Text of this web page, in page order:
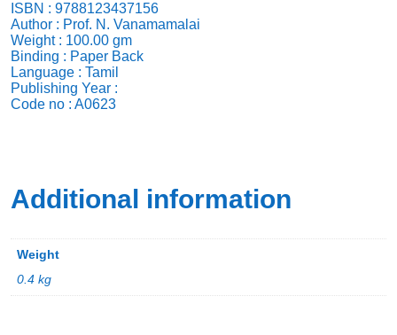
ISBN : 9788123437156
Author : Prof. N. Vanamamalai
Weight : 100.00 gm
Binding : Paper Back
Language : Tamil
Publishing Year :
Code no : A0623
Additional information
Weight
0.4 kg